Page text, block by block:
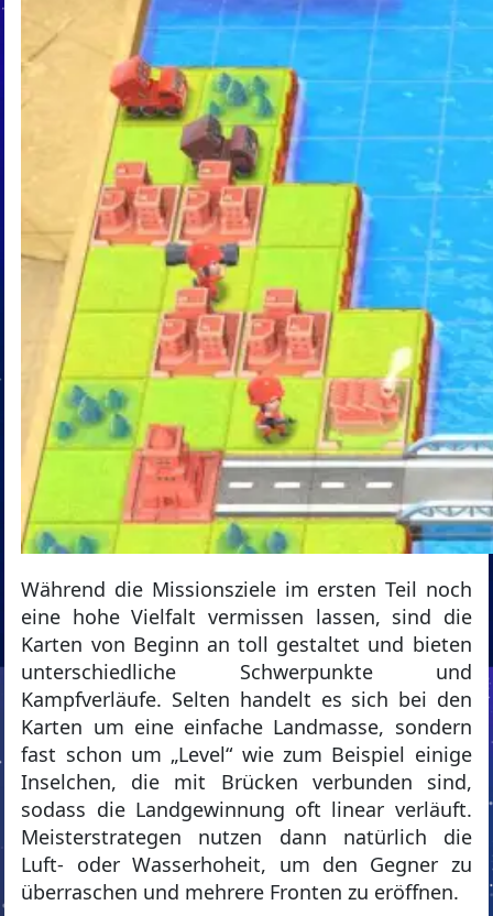
Während die Missionsziele im ersten Teil noch
eine hohe Vielfalt vermissen lassen, sind die
Karten von Beginn an toll gestaltet und bieten
unterschiedliche Schwerpunkte und
Kampfverläufe. Selten handelt es sich bei den
Karten um eine einfache Landmasse, sondern
fast schon um „Level“ wie zum Beispiel einige
Inselchen, die mit Brücken verbunden sind,
sodass die Landgewinnung oft linear verläuft.
Meisterstrategen nutzen dann natürlich die
Luft- oder Wasserhoheit, um den Gegner zu
überraschen und mehrere Fronten zu eröffnen.